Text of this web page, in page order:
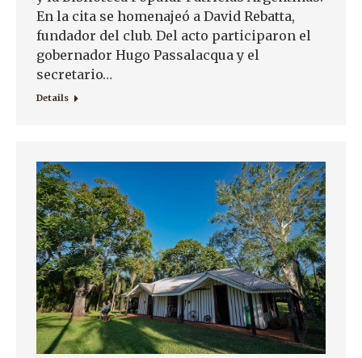
En la cita se homenajeó a David Rebatta,
fundador del club. Del acto participaron el
gobernador Hugo Passalacqua y el
secretario…
Details